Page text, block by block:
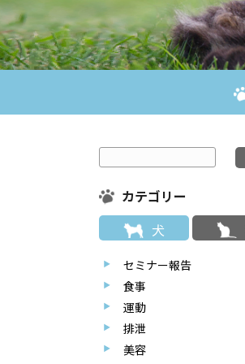
カテゴリー
犬
セミナー報告
食事
運動
排泄
美容